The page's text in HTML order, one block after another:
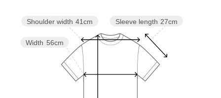
Sleeve length 27cm
Width 56cm
Shoulder width 41cm